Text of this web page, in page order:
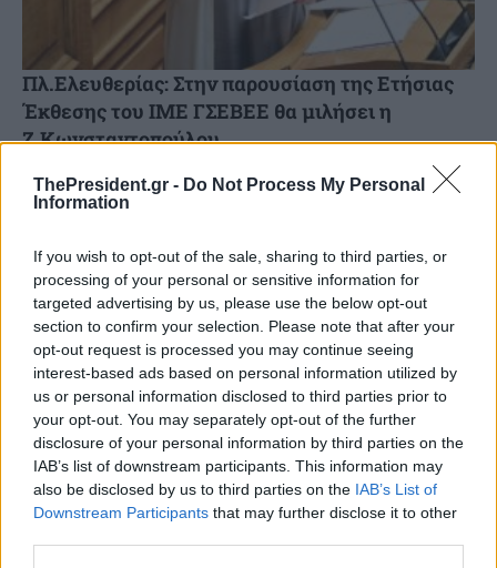
ThePresident.gr - Do Not Process My Personal
Information
If you wish to opt-out of the sale, sharing to third parties, or
processing of your personal or sensitive information for
targeted advertising by us, please use the below opt-out
section to confirm your selection. Please note that after your
opt-out request is processed you may continue seeing
interest-based ads based on personal information utilized by
us or personal information disclosed to third parties prior to
your opt-out. You may separately opt-out of the further
disclosure of your personal information by third parties on the
IAB’s list of downstream participants. This information may
also be disclosed by us to third parties on the IAB’s List of
Downstream Participants that may further disclose it to other
Πλ.Ελευθερίας: Στην παρουσίαση της Ετήσιας
Έκθεσης του ΙΜΕ ΓΣΕΒΕΕ θα μιλήσει η
Ζ.Κωνσταντοπούλου
Στην παρουσίαση της Ετήσιας Έκθεσης του ΙΜΕ ΓΣΕΒΕΕ με
θέμα «Πράσινη μετάβαση & μικρές επιχειρήσεις»